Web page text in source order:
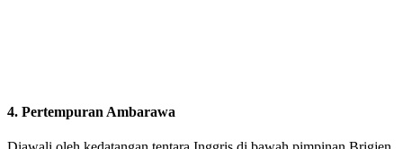
4. Pertempuran Ambarawa